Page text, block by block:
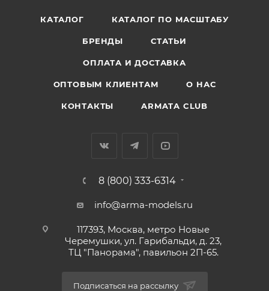
КАТАЛОГ КАТАЛОГ ПО МАСШТАБУ
БРЕНДЫ СТАТЬИ
ОПЛАТА И ДОСТАВКА
ОПТОВЫМ КЛИЕНТАМ О НАС
КОНТАКТЫ ARMATA CLUB
8 (800) 333-6314
info@arma-models.ru
117393, Москва, метро Новые
Черемушки, ул. Гарибальди, д. 23,
ТЦ "Панорама", павильон 2П-65.
Подписаться на рассылку